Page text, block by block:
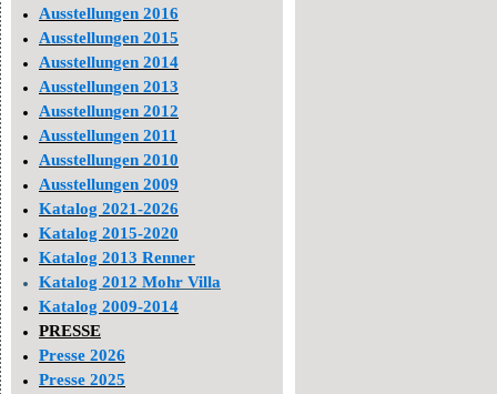
Ausstellungen 2016
Ausstellungen 2015
Ausstellungen 2014
Ausstellungen 2013
Ausstellungen 2012
Ausstellungen 2011
Ausstellungen 2010
Ausstellungen 2009
Katalog 2021-2026
Katalog 2015-2020
Katalog 2013 Renner
Katalog 2012 Mohr Villa
Katalog 2009-2014
PRESSE
Presse 2026
Presse 2025